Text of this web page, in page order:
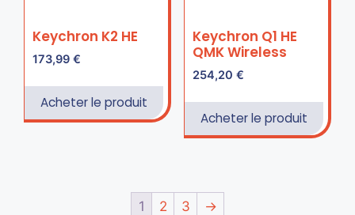
Keychron K2 HE
173,99 €
Acheter le produit
Keychron Q1 HE
QMK Wireless
254,20 €
Acheter le produit
1 2 3 →